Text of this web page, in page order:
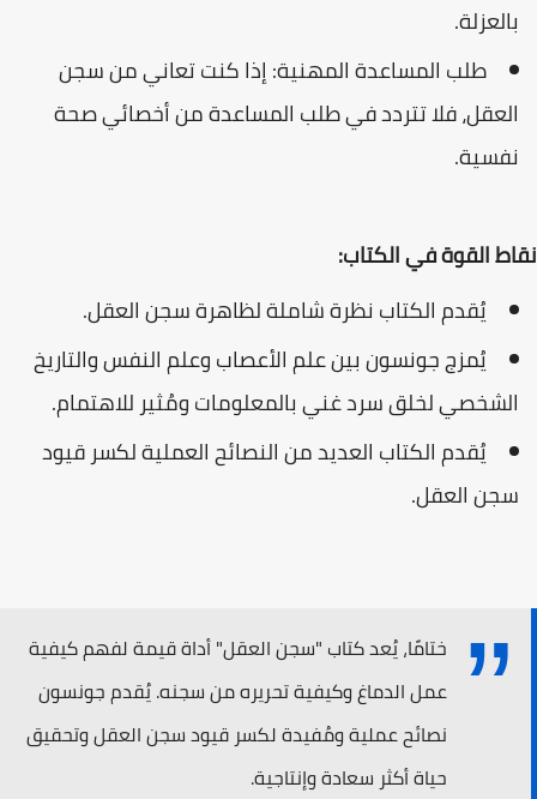
بالعزلة.
طلب المساعدة المهنية: إذا كنت تعاني من سجن
العقل، فلا تتردد في طلب المساعدة من أخصائي صحة
نفسية.
نقاط القوة في الكتاب:
يُقدم الكتاب نظرة شاملة لظاهرة سجن العقل.
يُمزج جونسون بين علم الأعصاب وعلم النفس والتاريخ
الشخصي لخلق سرد غني بالمعلومات ومُثير للاهتمام.
يُقدم الكتاب العديد من النصائح العملية لكسر قيود
سجن العقل.
ختامًا، يُعد كتاب "سجن العقل" أداة قيمة لفهم كيفية
عمل الدماغ وكيفية تحريره من سجنه. يُقدم جونسون
نصائح عملية ومُفيدة لكسر قيود سجن العقل وتحقيق
حياة أكثر سعادة وإنتاجية.